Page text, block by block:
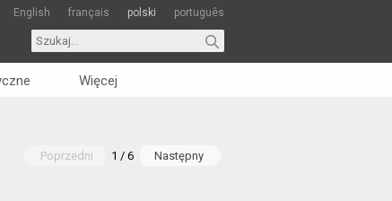
English français polski português
Więcej
Poprzedni 1 / 6 Następny